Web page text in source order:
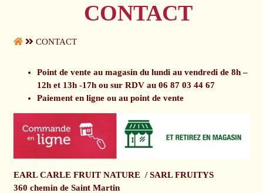
CONTACT
CONTACT
Point de vente au magasin du lundi au vendredi de 8h –
12h et 13h -17h ou sur RDV au 06 87 03 44 67
Paiement en ligne ou au point de vente
EARL CARLE FRUIT NATURE / SARL FRUITYS
360 chemin de Saint Martin